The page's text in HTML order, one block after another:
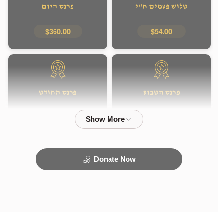
שלוש פעמים ח"י
$54.00
פרנס היום
$360.00
פרנס השבוע פרנס החודש
Donate Now